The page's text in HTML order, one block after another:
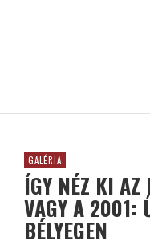
GALÉRIA
ÍGY NÉZ KI AZ
VAGY A 2001:
BÉLYEGEN